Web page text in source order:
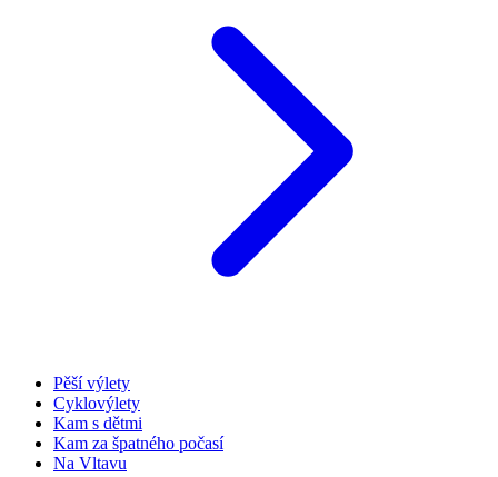
Pěší výlety
Cyklovýlety
Kam s dětmi
Kam za špatného počasí
Na Vltavu